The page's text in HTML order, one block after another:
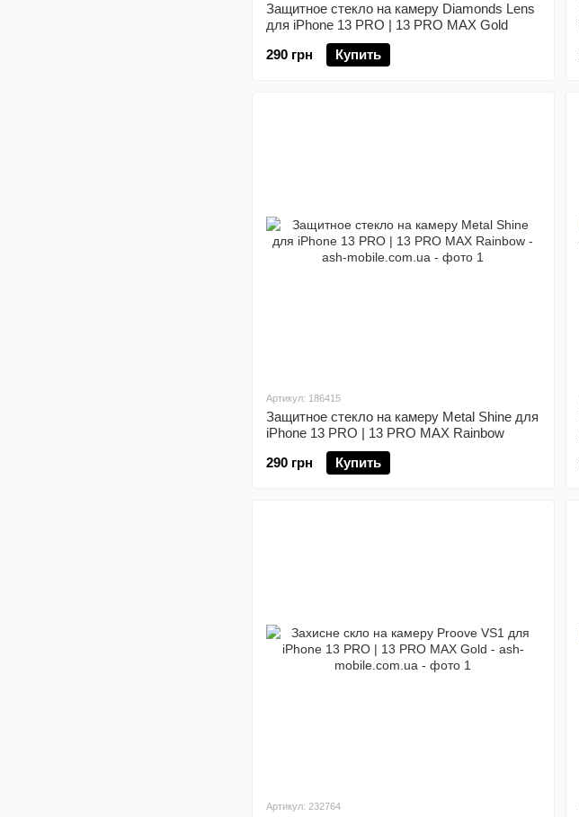
Защитное стекло на камеру Diamonds Lens
для iPhone 13 PRO | 13 PRO MAX Gold
290 грн
Купить
Артикул: 186415
Защитное стекло на камеру Metal Shine для
iPhone 13 PRO | 13 PRO MAX Rainbow
290 грн
Купить
Артикул: 232764